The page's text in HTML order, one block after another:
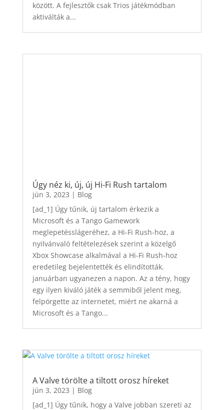
között. A fejlesztők csak Trios játékmódban
aktiválták a...
Úgy néz ki, új, új Hi-Fi Rush tartalom
jún 3, 2023 | Blog
[ad_1] Úgy tűnik, új tartalom érkezik a
Microsoft és a Tango Gamework
meglepetésslágeréhez, a Hi-Fi Rush-hoz, a
nyilvánvaló feltételezések szerint a közelgő
Xbox Showcase alkalmával a Hi-Fi Rush-hoz
eredetileg bejelentették és elindították.
januárban ugyanezen a napon. Az a tény, hogy
egy ilyen kiváló játék a semmiből jelent meg,
felpörgette az internetet, miért ne akarná a
Microsoft és a Tango...
A Valve törölte a tiltott orosz híreket
jún 3, 2023 | Blog
[ad_1] Úgy tűnik, hogy a Valve jobban szereti az